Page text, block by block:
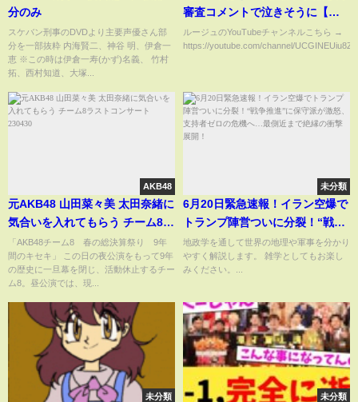
分のみ
スケバン刑事のDVDより主要声優さん部
分を一部抜粋 内海賢二、神谷 明、伊倉一
恵 ※この時は伊倉一寿(かず)名義、 竹村
拓、西村知道、大塚...
審査コメントで泣きそうに【木
佐と田中の大親友ラジオ】
ルージュのYouTubeチャンネルこちら →
https://youtube.com/channel/
AKB48
元AKB48 山田菜々美 太田奈緒に
気合いを入れてもらう チーム8ラ
ストコンサート 230430
「AKB48チーム8 春の総決算祭り 9年
間のキセキ」 この日の夜公演をもって9年
の歴史に一旦幕を閉じ、活動休止するチー
ム8。昼公演では、現...
未分類
6月20日緊急速報！イラン空爆で
トランプ陣営ついに分裂！“戦争
推進”に保守派が激怒、支持者ゼ
ロの危機へ…最側近まで絶縁の
衝撃展開！
地政学を通して世界の地理や軍事を分かり
やすく解説します。 雑学としてもお楽し
みください。...
未分類 未分類